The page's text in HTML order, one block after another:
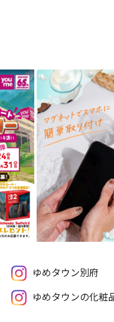
ゆめタウン別府
ゆめタウンの化粧